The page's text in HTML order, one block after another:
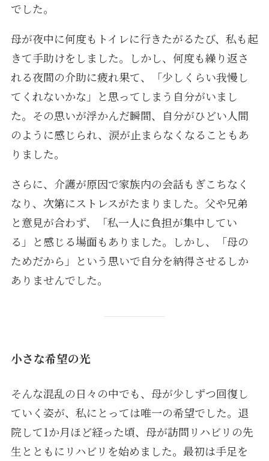
でした。
母が夜中に何度もトイレに行きたがるたび、私も起
きて手助けをしました。しかし、何度も繰り返さ
れる夜間の介助に疲れ果て、「少しくらい我慢し
てくれないかな」と思ってしまう自分がいまし
た。その思いが浮かんだ瞬間、自分がひどい人間
のように感じられ、涙が止まらなくなることもあ
りました。
さらに、介護が原因で家族内の会話もぎこちなく
なり、次第にストレスがたまりました。父や兄弟
と意見が合わず、「私一人に負担が集中してい
る」と感じる場面もありました。しかし、「母の
ためだから」という思いで自分を納得させるしか
ありませんでした。
小さな希望の光
そんな混乱の日々の中でも、母が少しずつ回復し
ていく姿が、私にとっては唯一の希望でした。退
院して1か月ほど経った頃、母が訪問リハビリの先
生とともにリハビリを始めました。最初は手足を